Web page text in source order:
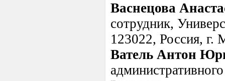
Васнецова
сотрудник,
123022, Россия, г.
Ватель Антон